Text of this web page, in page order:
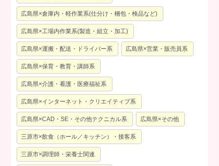
広島県×倉庫内・軽作業系(仕分け・梱包・検品など)
広島県×工場内作業系(製造・組立・加工)
広島県×運搬・配送・ドライバー系 広島県×営業・販売員系
広島県×保育・教育・講師系
広島県×介護・看護・医療福祉系
広島県×インターネット・クリエイティブ系
広島県×CAD・SE・その他テクニカル系 広島県×その他
三原市×飲食（ホール／キッチン）・接客系
三原市×調理師・栄養士関連